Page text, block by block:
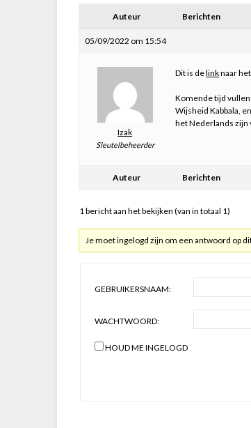
Auteur Berichten
05/09/2022 om 15:54
Izak
Sleutelbeheerder
Dit is delinknaar
Komende tijd
Wijsheid Kabbala,
het Nederlands zijn
Auteur Berichten
1 bericht aan het bekijken (van in totaal 1)
Je moet ingelogd zijn om een antwoord op
GEBRUIKERSNAAM:
WACHTWOORD:
HOUD ME INGELOGD